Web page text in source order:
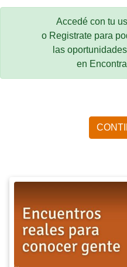
Accedé con tu
o Registrate para
las
en